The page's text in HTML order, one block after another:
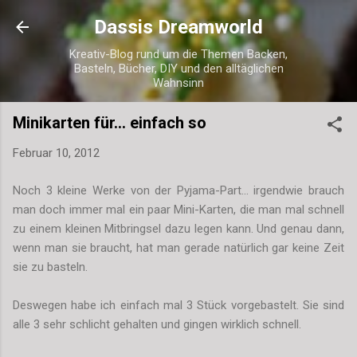
Direkt zum Hauptbereich
Dassis Dreamworld
Kreativ-Blog rund um die Themen Backen,
Basteln, Bücher, DIY und den alltäglichen
Wahnsinn
Minikarten für... einfach so
Februar 10, 2012
Noch 3 kleine Werke von der Pyjama-Part... irgendwie brauch
man doch immer mal ein paar Mini-Karten, die man mal schnell
zu einem kleinen Mitbringsel dazu legen kann. Und genau dann,
wenn man sie braucht, hat man gerade natürlich gar keine Zeit
sie zu basteln.
Deswegen habe ich einfach mal 3 Stück vorgebastelt. Sie sind
alle 3 sehr schlicht gehalten und gingen wirklich schnell.